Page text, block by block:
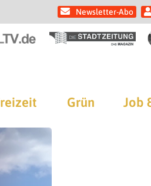
Newsletter-Abo
Grün Job